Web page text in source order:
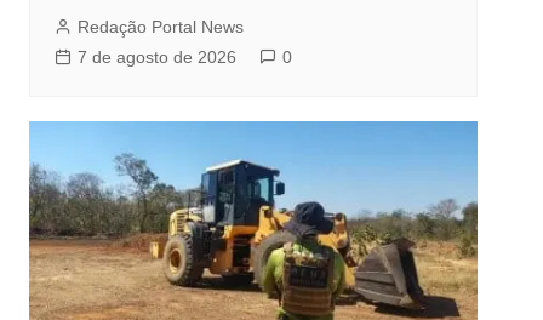
Redação Portal News
7 de agosto de 2026
0